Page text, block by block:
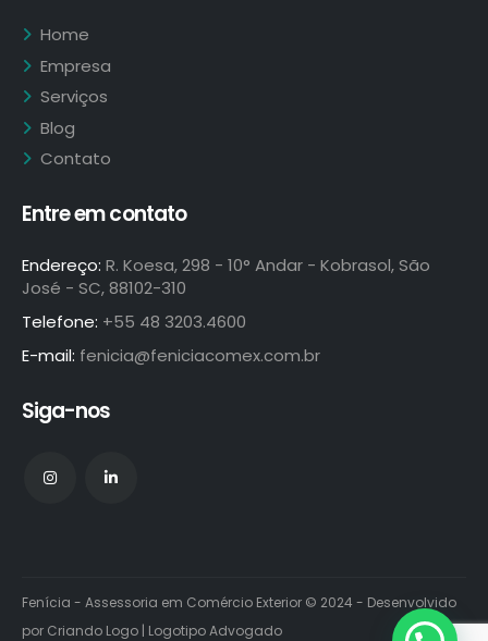
Home
Empresa
Serviços
Blog
Contato
Entre em contato
Endereço: R. Koesa, 298 - 10° Andar - Kobrasol, São
José - SC, 88102-310
Telefone: +55 48 3203.4600
E-mail: fenicia@feniciacomex.com.br
Siga-nos
Fenícia - Assessoria em Comércio Exterior © 2024 - Desenvolvido
por Criando Logo | Logotipo Advogado